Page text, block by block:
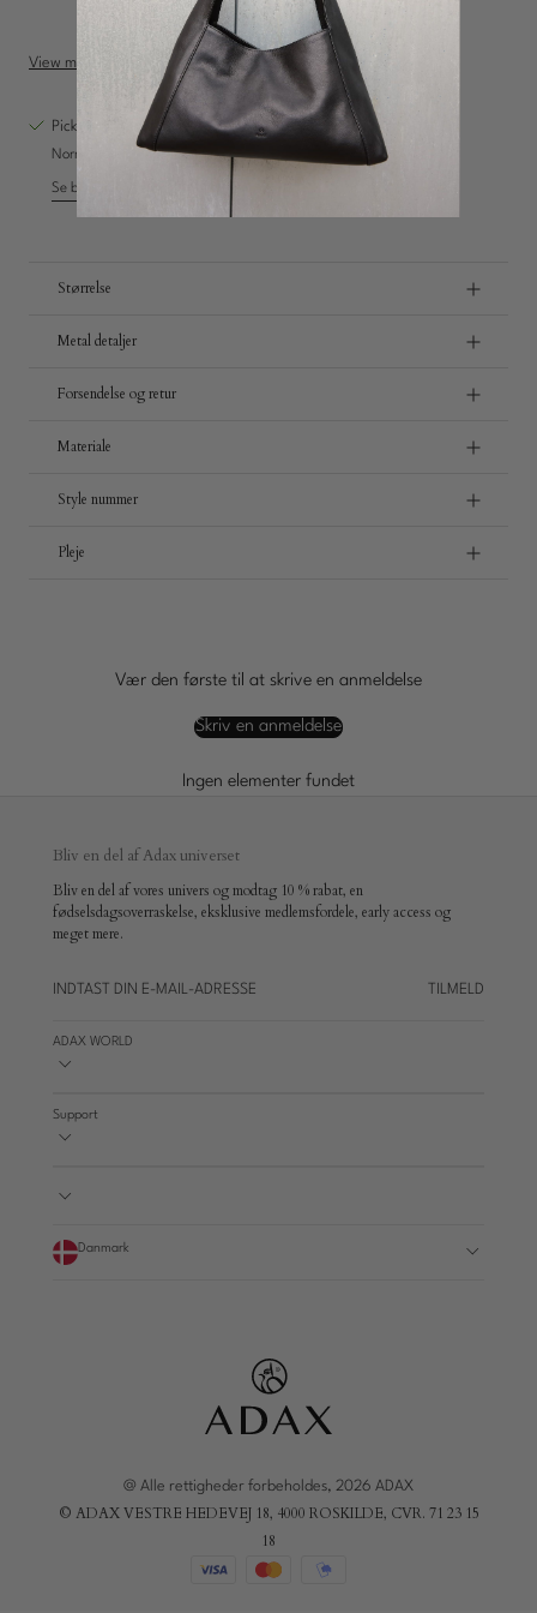
Perfekt til opbevaring af computer og daglige essentials
View more
Pickup tilgængelig på Vestre Hedevej 18
Normalt klar inden for 4 timer
Se butiksoplysninger
Størrelse
Metal detaljer
Forsendelse og retur
Materiale
Style nummer
Pleje
Vær den første til at skrive en anmeldelse
Skriv en anmeldelse
Ingen elementer fundet
ADAX WORLD
Support
Bliv en del af Adax universet
Bliv en del af vores univers og modtag 10 % rabat, en
fødselsdagsoverraskelse, eksklusive medlemsfordele, early access og
meget mere.
TILMELD
Danmark
@ Alle rettigheder forbeholdes, 2026 ADAX
© ADAX VESTRE HEDEVEJ 18, 4000 ROSKILDE, CVR. 71 23 15
18